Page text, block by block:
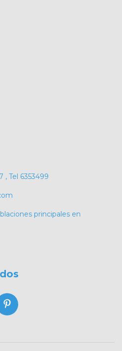
, Tel 6353499
principales en